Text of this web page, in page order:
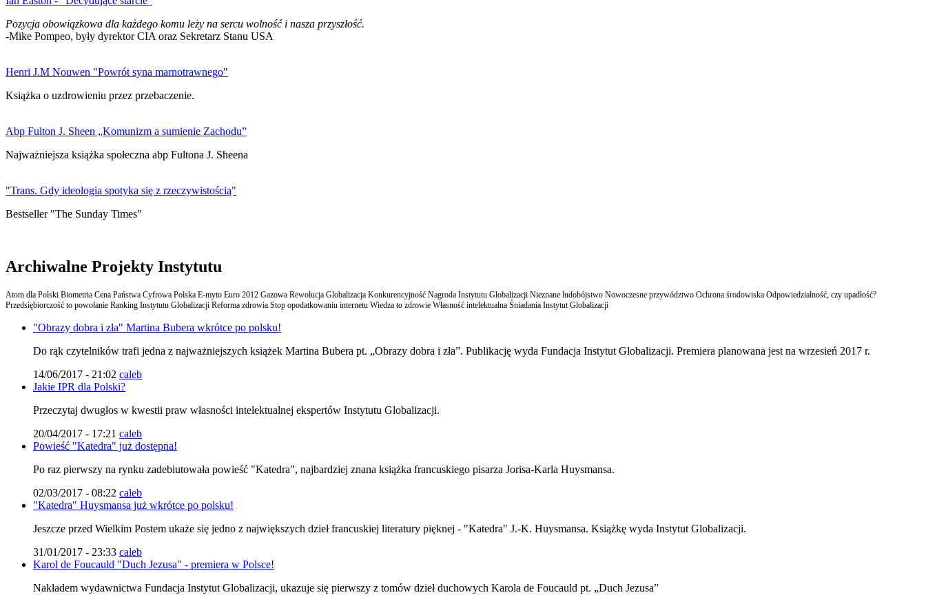
Pozycja obowiązkowa dla każdego komu leży na sercu wolność i nasza przyszłość.
-Mike Pompeo, były dyrektor CIA oraz Sekretarz Stanu USA
Henri J.M Nouwen "Powrót syna marnotrawnego"
Książka o uzdrowieniu przez przebaczenie.
Abp Fulton J. Sheen „Komunizm a sumienie Zachodu”
Najważniejsza książka społeczna abp Fultona J. Sheena
"Trans. Gdy ideologia spotyka się z rzeczywistością"
Bestseller "The Sunday Times"
Archiwalne Projekty Instytutu
Atom dla Polski Biometria Cena Państwa Cyfrowa Polska E-myto Euro 2012 Gazowa Rewolucja Globalizacja Konkurencyjność Nagroda Instytutu Globalizacji Nieznane ludobójstwo Nowoczesne przywództwo Ochrona środowiska Odpowiedzialność, czy upadłość?
Przedsiębiorczość to powołanie Ranking Instytutu Globalizacji Reforma zdrowia Stop opodatkowaniu internetu Wiedza to zdrowie Własność intelektualna Śniadania Instytut Globalizacji
"Obrazy dobra i zła" Martina Bubera wkrótce po polsku!
Do rąk czytelników trafi jedna z najważniejszych książek Martina Bubera pt. „Obrazy dobra i zła”. Publikację wyda Fundacja Instytut Globalizacji. Premiera planowana jest na wrzesień 2017 r.
14/06/2017 - 21:02 caleb
Jakie IPR dla Polski?
Przeczytaj dwugłos w kwestii praw własności intelektualnej ekspertów Instytutu Globalizacji.
20/04/2017 - 17:21 caleb
Powieść "Katedra" już dostępna!
Po raz pierwszy na rynku zadebiutowała powieść "Katedra", najbardziej znana książka francuskiego pisarza Jorisa-Karla Huysmansa.
02/03/2017 - 08:22 caleb
"Katedra" Huysmansa już wkrótce po polsku!
Jeszcze przed Wielkim Postem ukaże się jedno z największych dzieł francuskiej literatury pięknej - "Katedra" J.-K. Huysmansa. Książkę wyda Instytut Globalizacji.
31/01/2017 - 23:33 caleb
Karol de Foucauld "Duch Jezusa" - premiera w Polsce!
Nakładem wydawnictwa Fundacja Instytut Globalizacji, ukazuje się pierwszy z tomów dzieł duchowych Karola de Foucauld pt. „Duch Jezusa”